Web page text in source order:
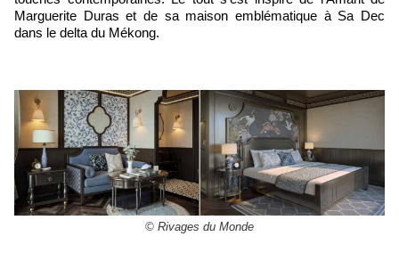
Marguerite Duras et de sa maison emblématique à Sa Dec
dans le delta du Mékong.
© Rivages du Monde